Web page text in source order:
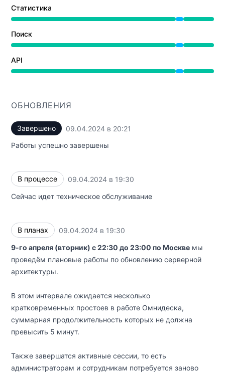
Статистика
На обслуживании от 7:30 PM до 8:21 PM
Поиск
На обслуживании от 7:30 PM до 8:21 PM
API
На обслуживании от 7:30 PM до 8:21 PM
ОБНОВЛЕНИЯ
Завершено 09.04.2024 в 20:21
Работы успешно завершены
В процессе 09.04.2024 в 19:30
Сейчас идет техническое обслуживание
В планах 09.04.2024 в 19:30
9-го апреля (вторник) с 22:30 до 23:00 по Москве мы
проведём плановые работы по обновлению серверной
архитектуры.
В этом интервале ожидается несколько
кратковременных простоев в работе Омнидеска,
суммарная продолжительность которых не должна
превысить 5 минут.
Также завершатся активные сессии, то есть
администраторам и сотрудникам потребуется заново